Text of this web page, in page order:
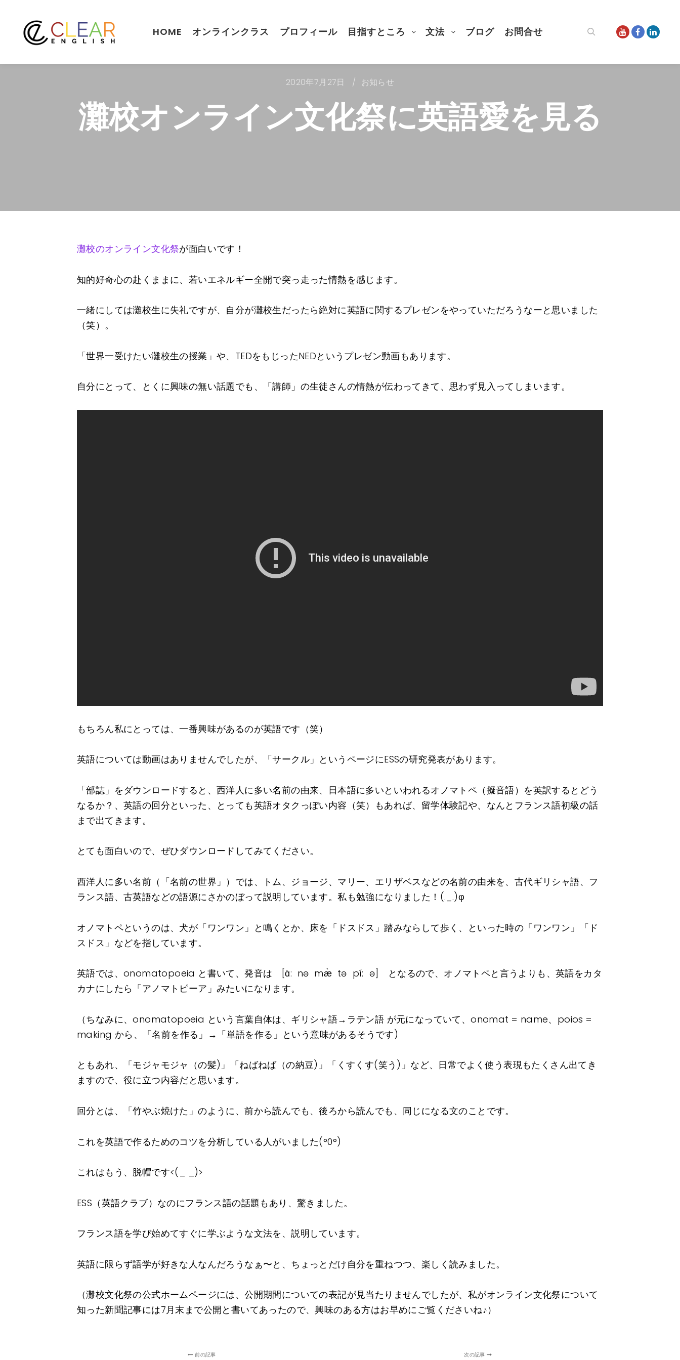
HOME オンラインクラス プロフィール 目指すところ 文法 ブログ お問合せ
2020年7月27日 お知らせ
灘校オンライン文化祭に英語愛を見る
灘校のオンライン文化祭が面白いです！
知的好奇心の赴くままに、若いエネルギー全開で突っ走った情熱を感じます。
一緒にしては灘校生に失礼ですが、自分が灘校生だったら絶対に英語に関するプレゼンをやっていただろうなーと思いました
（笑）。
「世界一受けたい灘校生の授業」や、TEDをもじったNEDというプレゼン動画もあります。
自分にとって、とくに興味の無い話題でも、「講師」の生徒さんの情熱が伝わってきて、思わず見入ってしまいます。
もちろん私にとっては、一番興味があるのが英語です（笑）
英語については動画はありませんでしたが、「サークル」というページにESSの研究発表があります。
「部誌」をダウンロードすると、西洋人に多い名前の由来、日本語に多いといわれるオノマトペ（擬音語）を英訳するとどう
なるか？、英語の回分といった、とっても英語オタクっぽい内容（笑）もあれば、留学体験記や、なんとフランス語初級の話
まで出てきます。
とても面白いので、ぜひダウンロードしてみてください。
西洋人に多い名前（「名前の世界」）では、トム、ジョージ、マリー、エリザベスなどの名前の由来を、古代ギリシャ語、フ
ランス語、古英語などの語源にさかのぼって説明しています。私も勉強になりました！(._.)φ
オノマトペというのは、犬が「ワンワン」と鳴くとか、床を「ドスドス」踏みならして歩く、といった時の「ワンワン」「ド
スドス」などを指しています。
英語では、onomatopoeia と書いて、発音は [ɑ̀: nə mæ̀ tə pí: ə] となるので、オノマトペと言うよりも、英語をカタ
カナにしたら「アノマトピーア」みたいになります。
（ちなみに、onomatopoeia という言葉自体は、ギリシャ語→ラテン語 が元になっていて、onomat = name、poios =
making から、「名前を作る」→「単語を作る」という意味があるそうです)
ともあれ、「モジャモジャ（の髪)」「ねばねば（の納豆)」「くすくす(笑う)」など、日常でよく使う表現もたくさん出てき
ますので、役に立つ内容だと思います。
回分とは、「竹やぶ焼けた」のように、前から読んでも、後ろから読んでも、同じになる文のことです。
これを英語で作るためのコツを分析している人がいました(°0°)
これはもう、脱帽です<(_ _)>
ESS（英語クラブ）なのにフランス語の話題もあり、驚きました。
フランス語を学び始めてすぐに学ぶような文法を、説明しています。
英語に限らず語学が好きな人なんだろうなぁ〜と、ちょっとだけ自分を重ねつつ、楽しく読みました。
（灘校文化祭の公式ホームページには、公開期間についての表記が見当たりませんでしたが、私がオンライン文化祭について
知った新聞記事には7月末まで公開と書いてあったので、興味のある方はお早めにご覧くださいね♪）
前の記事 次の記事